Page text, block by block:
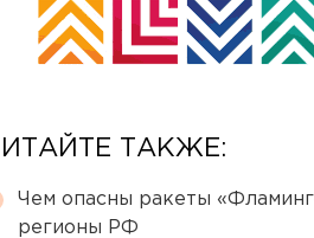
ТАКЖЕ:
Чем опасны ракеты
регионы РФ